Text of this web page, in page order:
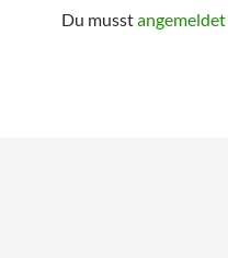
Du musstangemeldet